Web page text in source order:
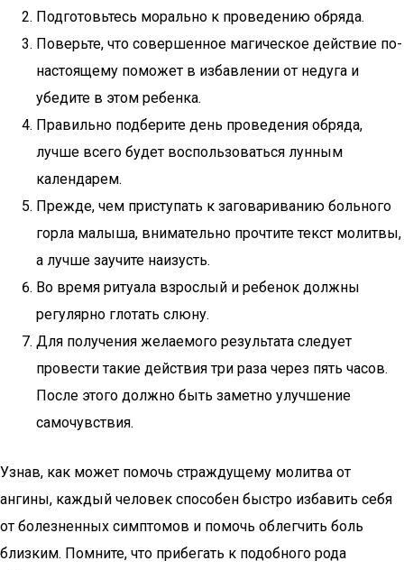
Подготовьтесь морально к проведению обряда.
Поверьте, что совершенное магическое действие по-
настоящему поможет в избавлении от недуга и
убедите в этом ребенка.
Правильно подберите день проведения обряда,
лучше всего будет воспользоваться лунным
календарем.
Прежде, чем приступать к заговариванию больного
горла малыша, внимательно прочтите текст молитвы,
а лучше заучите наизусть.
Во время ритуала взрослый и ребенок должны
регулярно глотать слюну.
Для получения желаемого результата следует
провести такие действия три раза через пять часов.
После этого должно быть заметно улучшение
самочувствия.
Узнав, как может помочь страждущему молитва от
ангины, каждый человек способен быстро избавить себя
от болезненных симптомов и помочь облегчить боль
близким. Помните, что прибегать к подобного рода